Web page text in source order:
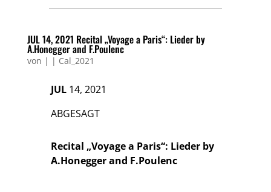
JUL 14, 2021 Recital „Voyage a Paris“: Lieder by
A.Honegger and F.Poulenc
von | | Cal_2021
JUL14, 2021
ABGESAGT
Recital „Voyage a Paris“: Lieder by
A.Honegger and F.Poulenc